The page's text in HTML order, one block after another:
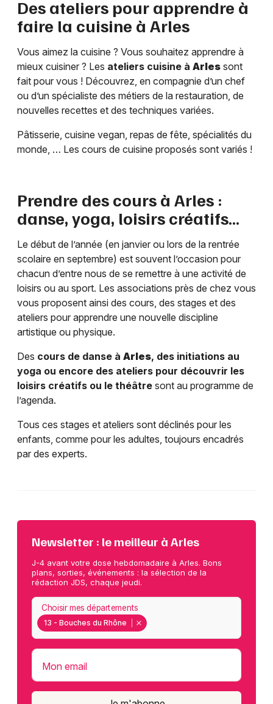
Des ateliers pour apprendre à
faire la cuisine à Arles
Vous aimez la cuisine ? Vous souhaitez apprendre à
mieux cuisiner ? Les ateliers cuisine à Arles sont
fait pour vous ! Découvrez, en compagnie d’un chef
ou d’un spécialiste des métiers de la restauration, de
nouvelles recettes et des techniques variées.
Pâtisserie, cuisine vegan, repas de fête, spécialités du
monde, … Les cours de cuisine proposés sont variés !
Prendre des cours à Arles :
danse, yoga, loisirs créatifs…
Le début de l’année (en janvier ou lors de la rentrée
scolaire en septembre) est souvent l’occasion pour
chacun d’entre nous de se remettre à une activité de
loisirs ou au sport. Les associations près de chez vous
vous proposent ainsi des cours, des stages et des
ateliers pour apprendre une nouvelle discipline
artistique ou physique.
Des cours de danse à Arles, des initiations au
yoga ou encore des ateliers pour découvrir les
loisirs créatifs ou le théâtre sont au programme de
l’agenda.
Tous ces stages et ateliers sont déclinés pour les
enfants, comme pour les adultes, toujours encadrés
par des experts.
Newsletter : le meilleur à Arles
J-4 avant votre dose hebdomadaire à Arles. Bons
plans, sorties, événements : la sélection de la
rédaction JDS, chaque jeudi.
13 - Bouches du Rhône
Choisir mes départements
Mon email